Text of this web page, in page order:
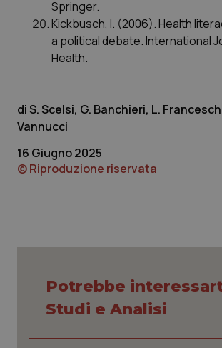
Springer.
Kickbusch, I. (2006). Health
a political debate. International
Health.
S. Scelsi, G. Banchieri, L.
Vannucci
16 Giugno 2025
© Riproduzione riservata
Potrebbe
Studi e Analisi